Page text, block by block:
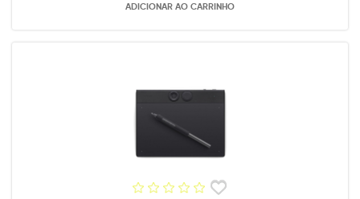
ADICIONAR AO CARRINHO